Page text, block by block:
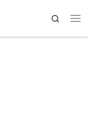
Search